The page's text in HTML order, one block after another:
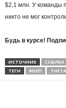
$2,1 млн. У команды
никто не мог
Будь в курсе!
ИСТОЧНИК
ССЫЛКА
ТЕГИ
#DEFI